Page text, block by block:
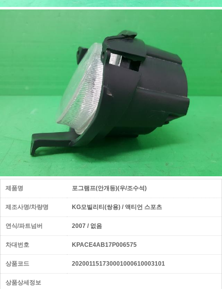
제품명 포그램프(안개등)(우/조수석)
제조사명/차량명 KG모빌리티(쌍용) / 액티언 스포츠
연식/파트넘버 2007 / 없음
차대번호 KPACE4AB17P006575
상품코드 202001151730001000610003101
상품상세정보